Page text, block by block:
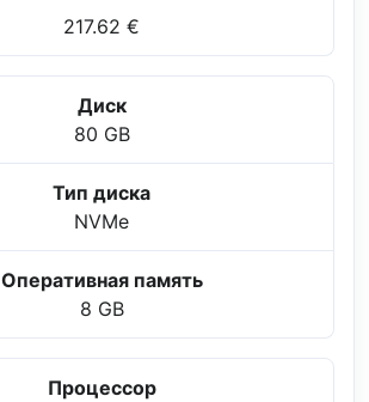
217.62 €
Диск
80 GB
Тип диска
NVMe
Оперативная память
8 GB
Процессор